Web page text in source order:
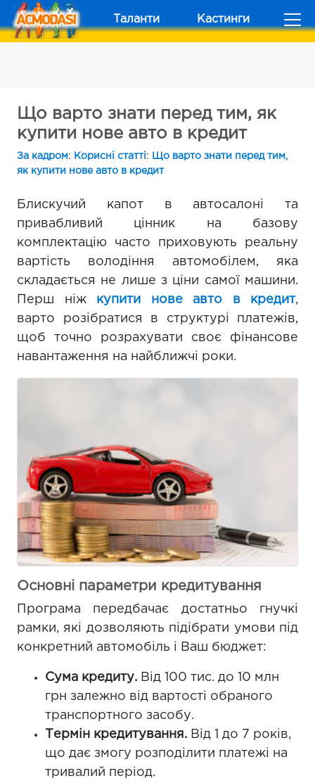
Таланти Кастинги
Що варто знати перед тим, як
купити нове авто в кредит
За кадром: Корисні статті:
Що варто знати перед тим,
як купити нове авто в кредит
Блискучий капот в автосалоні та
привабливий цінник на базову
комплектацію часто приховують реальну
вартість володіння автомобілем, яка
складається не лише з ціни самої машини.
Перш ніжкупити нове авто в кредит,
варто розібратися в структурі платежів,
щоб точно розрахувати своє фінансове
навантаження на найближчі роки.
Основні параметри кредитування
Програма передбачає достатньо гнучкі
рамки, які дозволяють підібрати умови під
конкретний автомобіль і Ваш бюджет:
Сума кредиту. Від 100 тис. до 10 млн
грн залежно від вартості обраного
транспортного засобу.
Термін кредитування. Від 1 до 7 років,
що дає змогу розподілити платежі на
тривалий період.